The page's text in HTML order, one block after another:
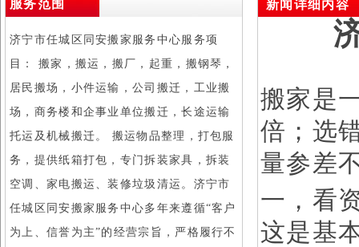
服务范围
济宁市任城区同安搬家服务中心服务项
目： 搬家，搬运，搬厂，起重，搬钢琴，
居民搬场，小件运输，公司搬迁，工业搬
场，商务楼和企事业单位搬迁，长途运输
托运及机械搬迁。 搬运物品整理，打包服
务，提供纸箱打包，专门拆装家具，拆装
空调、家电搬运、装修垃圾清运。济宁市
任城区同安搬家服务中心多年来遵循“客户
为上、信誉为主”的经营宗旨，严格履行不
新闻详细内容
搬家是
倍；选
量参差
一，看
这是基